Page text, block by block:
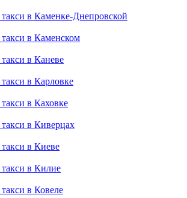
в Каменке-Днепровской
в Каменском
в Каневе
в Карловке
в Каховке
в Киверцах
в Киеве
в Килие
в Ковеле